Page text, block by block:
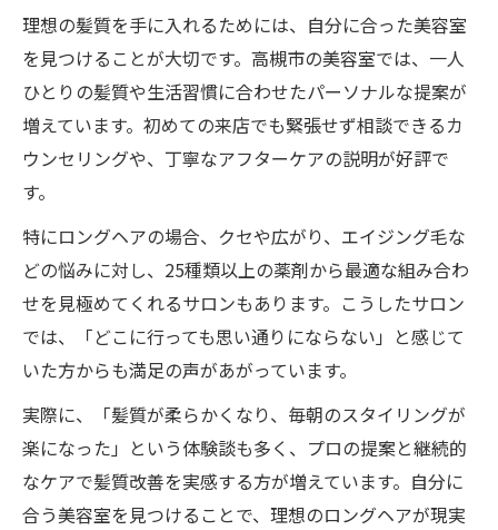
理想の髪質を手に入れるためには、自分に合った美容室
を見つけることが大切です。高槻市の美容室では、一人
ひとりの髪質や生活習慣に合わせたパーソナルな提案が
増えています。初めての来店でも緊張せず相談できるカ
ウンセリングや、丁寧なアフターケアの説明が好評で
す。
特にロングヘアの場合、クセや広がり、エイジング毛な
どの悩みに対し、25種類以上の薬剤から最適な組み合わ
せを見極めてくれるサロンもあります。こうしたサロン
では、「どこに行っても思い通りにならない」と感じて
いた方からも満足の声があがっています。
実際に、「髪質が柔らかくなり、毎朝のスタイリングが
楽になった」という体験談も多く、プロの提案と継続的
なケアで髪質改善を実感する方が増えています。自分に
合う美容室を見つけることで、理想のロングヘアが現実